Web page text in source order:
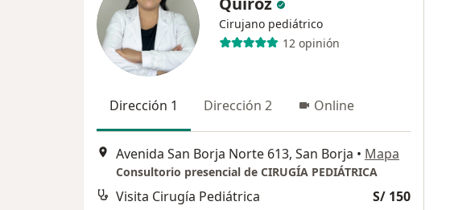
Cirujano pediátrico
12 opinión
Dirección 1 Dirección 2 Online
Avenida San Borja Norte 613, San Borja • Mapa
Consultorio presencial de CIRUGÍA PEDIÁTRICA
Visita Cirugía Pediátrica S/ 150